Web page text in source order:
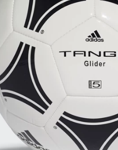
1,842,000
Trưởng găng tay thủ
môn bóng đá Mỹ
hào quang lửa thủ
môn Elitesport cỏ
người trượt tấm lót
ngón kháng
1,882,000
găng tay thủ môn
siêu dài may mọi
thứ lên lửa SRG
latex trong vòng thủ
môn bóng đá
chuyên nghiệp VG3
LONGSTAR
2,662,000